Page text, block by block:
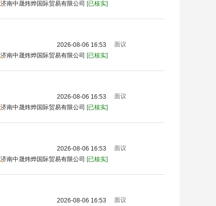
济南中晟炜烨国际贸易有限公司 [已核实]
2026-08-06 16:53
济南中晟炜烨国际贸易有限公司 [已核实]
面议
2026-08-06 16:53
济南中晟炜烨国际贸易有限公司 [已核实]
面议
2026-08-06 16:53
济南中晟炜烨国际贸易有限公司 [已核实]
面议
2026-08-06 16:53 面议